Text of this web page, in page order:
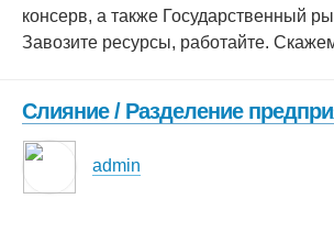
консерв, а также Государственный
Завозите ресурсы, работайте.
Слияние / Разделение
admin